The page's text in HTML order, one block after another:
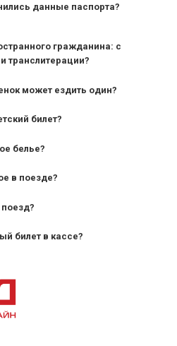
данные паспорта?
гражданина: с
транслитерации?
может ездить один?
следования — от 10 лет и
— от 7 лет.
билет?
белье?
в поезде?
билет в кассе?
номер заказа;
личности пассажира, на